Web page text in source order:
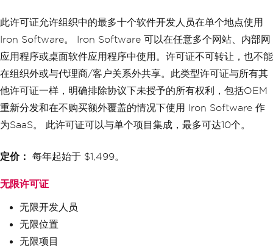
此许可证允许组织中的最多十个软件开发人员在单个地点使用
Iron Software。 Iron Software 可以在任意多个网站、内部网
应用程序或桌面软件应用程序中使用。许可证不可转让，也不能
在组织外或与代理商/客户关系外共享。此类型许可证与所有其
他许可证一样，明确排除协议下未授予的所有权利，包括OEM
重新分发和在不购买额外覆盖的情况下使用 Iron Software 作
为SaaS。 此许可证可以与单个项目集成，最多可达10个。
定价： 每年起始于 $1,499。
无限许可证
无限开发人员
无限位置
无限项目